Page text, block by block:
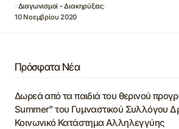
Διαγωνισμοί - Διακηρύξεις
10 Νοεμβρίου 2020
Πρόσφατα Νέα
Δωρεά από τα παιδιά του θερινού
Summer” του Γυμναστικού Συλλόγου
Κοινωνικό Κατάστημα Αλληλεγγύης